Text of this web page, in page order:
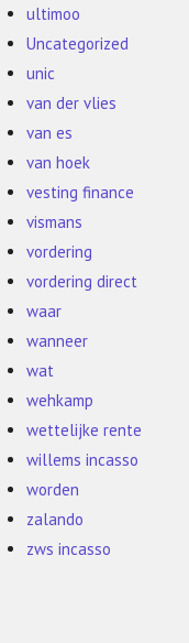
ultimoo
Uncategorized
unic
van der vlies
van es
van hoek
vesting finance
vismans
vordering
vordering direct
waar
wanneer
wat
wehkamp
wettelijke rente
willems incasso
worden
zalando
zws incasso